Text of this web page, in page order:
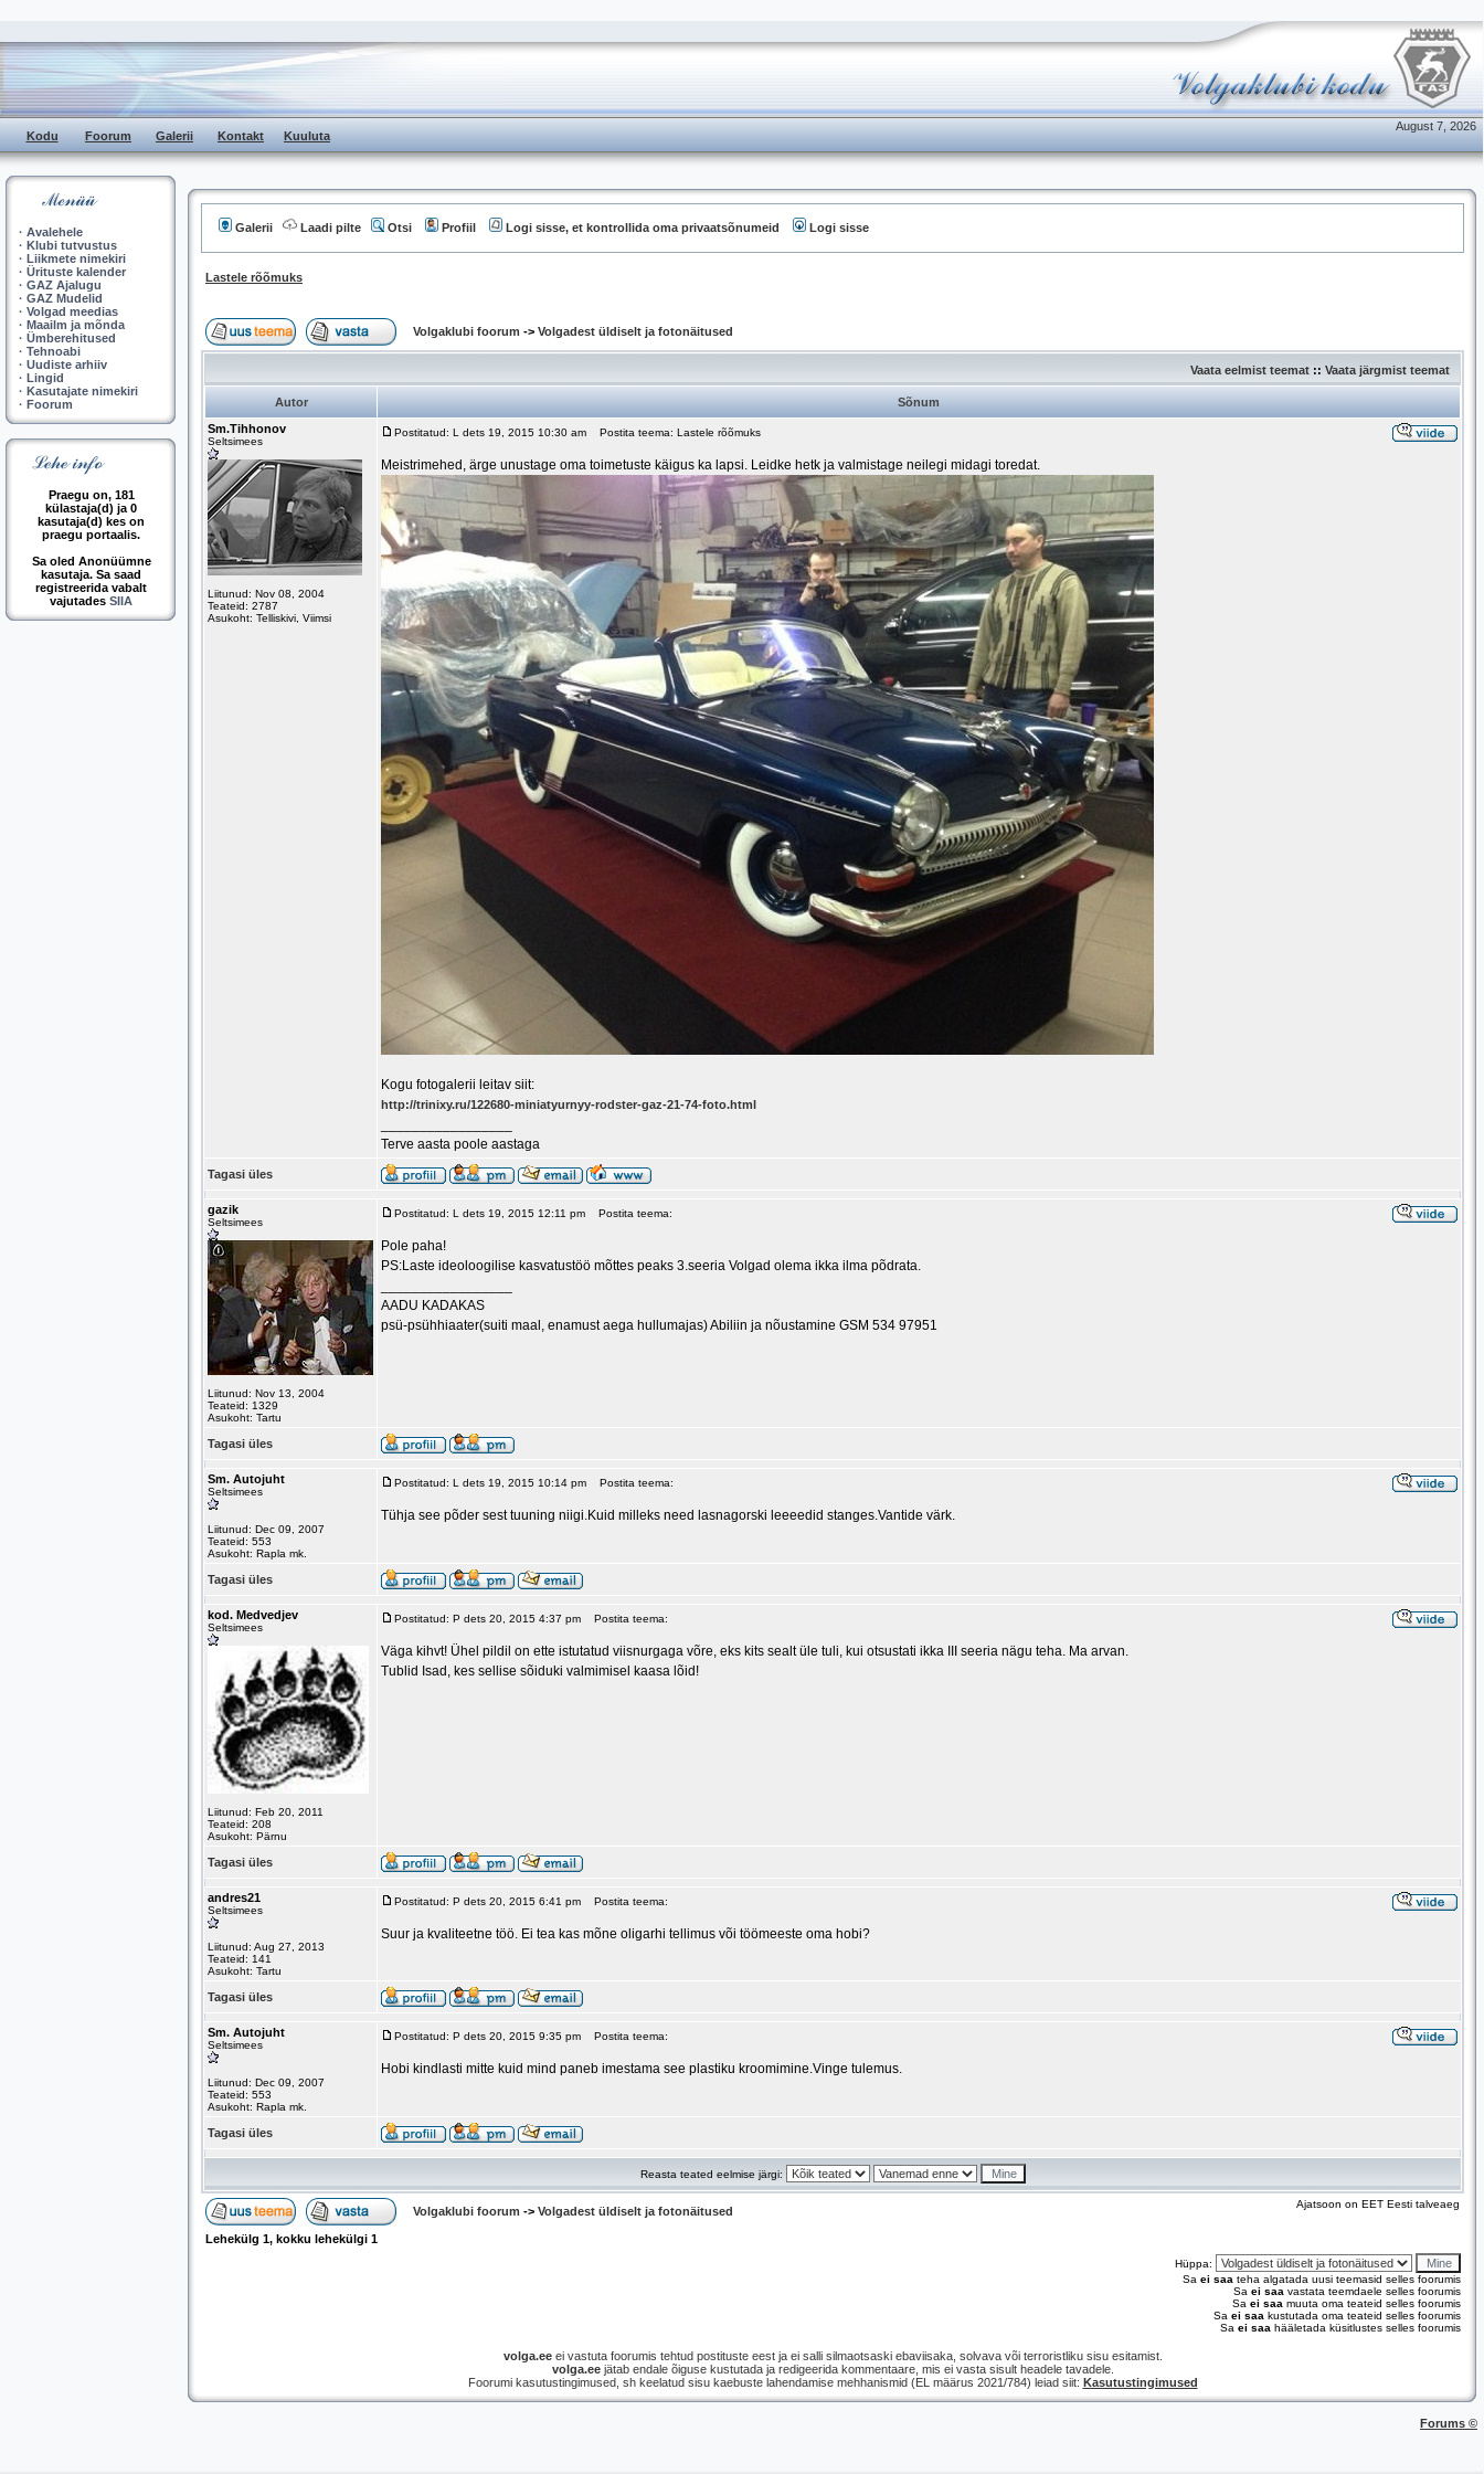
Kodu Foorum Galerii Kontakt Kuuluta
August 7, 2026
· Avalehele
· Klubi tutvustus
· Liikmete nimekiri
· Ürituste kalender
· GAZ Ajalugu
· GAZ Mudelid
· Volgad meedias
· Maailm ja mõnda
· Ümberehitused
· Tehnoabi
· Uudiste arhiiv
· Lingid
· Kasutajate nimekiri
· Foorum
Praegu on, 181
külastaja(d) ja 0
kasutaja(d) kes on
praegu portaalis.
Sa oled Anonüümne
kasutaja. Sa saad
registreerida vabalt
vajutades SIIA
Galerii Laadi pilte Otsi Profiil Logi sisse, et kontrollida oma privaatsõnumeid Logi sisse
Lastele rõõmuks
Volgaklubi foorum -> Volgadest üldiselt ja fotonäitused
Vaata eelmist teemat :: Vaata järgmist teemat
Autor
Sõnum
Sm.Tihhonov
Seltsimees
Liitunud: Nov 08, 2004
Teateid: 2787
Asukoht: Telliskivi, Viimsi
Postitatud: L dets 19, 2015 10:30 am Postita teema: Lastele rõõmuks
Meistrimehed, ärge unustage oma toimetuste käigus ka lapsi. Leidke hetk ja valmistage neilegi midagi toredat.
Kogu fotogalerii leitav siit:
http://trinixy.ru/122680-miniatyurnyy-rodster-gaz-21-74-foto.html
Terve aasta poole aastaga
Tagasi üles
gazik
Seltsimees
Liitunud: Nov 13, 2004
Teateid: 1329
Asukoht: Tartu
Postitatud: L dets 19, 2015 12:11 pm Postita teema:
Pole paha!
PS:Laste ideoloogilise kasvatustöö mõttes peaks 3.seeria Volgad olema ikka ilma põdrata.
AADU KADAKAS
psü-psühhiaater(suiti maal, enamust aega hullumajas) Abiliin ja nõustamine GSM 534 97951
Tagasi üles
Sm. Autojuht
Seltsimees
Liitunud: Dec 09, 2007
Teateid: 553
Asukoht: Rapla mk.
Postitatud: L dets 19, 2015 10:14 pm Postita teema:
Tühja see põder sest tuuning niigi.Kuid milleks need lasnagorski leeeedid stanges.Vantide värk.
Tagasi üles
kod. Medvedjev
Seltsimees
Liitunud: Feb 20, 2011
Teateid: 208
Asukoht: Pärnu
Postitatud: P dets 20, 2015 4:37 pm Postita teema:
Väga kihvt! Ühel pildil on ette istutatud viisnurgaga võre, eks kits sealt üle tuli, kui otsustati ikka III seeria nägu teha. Ma arvan.
Tublid Isad, kes sellise sõiduki valmimisel kaasa lõid!
Tagasi üles
andres21
Seltsimees
Liitunud: Aug 27, 2013
Teateid: 141
Asukoht: Tartu
Postitatud: P dets 20, 2015 6:41 pm Postita teema:
Suur ja kvaliteetne töö. Ei tea kas mõne oligarhi tellimus või töömeeste oma hobi?
Tagasi üles
Sm. Autojuht
Seltsimees
Liitunud: Dec 09, 2007
Teateid: 553
Asukoht: Rapla mk.
Postitatud: P dets 20, 2015 9:35 pm Postita teema:
Hobi kindlasti mitte kuid mind paneb imestama see plastiku kroomimine.Vinge tulemus.
Tagasi üles
Reasta teated eelmise järgi:
Volgaklubi foorum -> Volgadest üldiselt ja fotonäitused
Ajatsoon on EET Eesti talveaeg
Lehekülg 1, kokku lehekülgi 1
Hüppa:
Sa ei saa teha algatada uusi teemasid selles foorumis
Sa ei saa vastata teemdaele selles foorumis
Sa ei saa muuta oma teateid selles foorumis
Sa ei saa kustutada oma teateid selles foorumis
Sa ei saa hääletada küsitlustes selles foorumis
volga.eeei vastuta foorumis tehtud postituste eest ja ei salli silmaotsaski ebaviisaka, solvava või terroristliku sisu esitamist.
volga.eejätab endale õiguse kustutada ja redigeerida kommentaare, mis ei vasta sisult headele tavadele.
Foorumi kasutustingimused, sh keelatud sisu kaebuste lahendamise mehhanismid (EL määrus 2021/784) leiad siit: Kasutustingimused
Forums ©